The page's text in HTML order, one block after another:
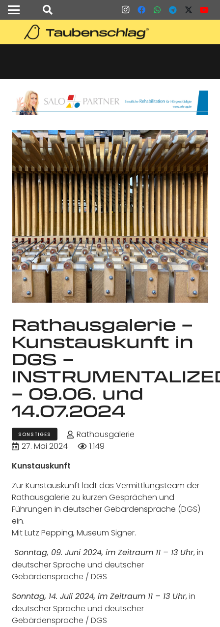
Rathausgalerie –
Kunstauskunft in
DGS –
– 09.06. und
14.07.2024
SONSTIGES
Rathausgalerie
27. Mai 2024
1.149
Kunstauskunft
Zur Kunstauskunft lädt das Vermittlungsteam der
Rathausgalerie zu kurzen Gesprächen und
Führungen in deutscher Gebärdensprache (DGS)
ein.
Mit Lutz Pepping, Museum Signer.
Sonntag, 09. Juni 2024, im Zeitraum 11 – 13 Uhr, in
deutscher Sprache und deutscher
Gebärdensprache / DGS
Sonntag, 14. Juli 2024, im Zeitraum 11 – 13 Uhr, in
deutscher Sprache und deutscher
Gebärdensprache / DGS